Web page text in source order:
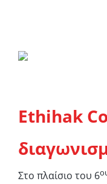
Ethihak
Στο πλαίσιο του 6